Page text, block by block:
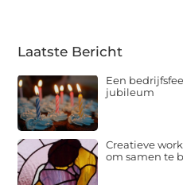
Laatste Bericht
Een
jubileum
Creatieve
om samen te